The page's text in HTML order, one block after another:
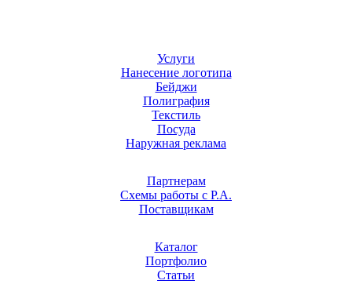
Услуги
Нанесение логотипа
Бейджи
Полиграфия
Текстиль
Посуда
Наружная реклама
Партнерам
Схемы работы с Р.А.
Поставщикам
Каталог
Портфолио
Статьи